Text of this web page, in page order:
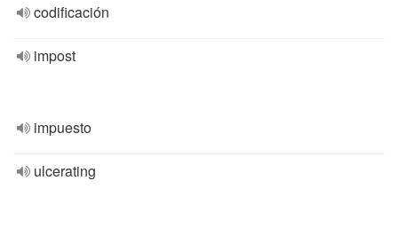
codificación
impost
impuesto
ulcerating